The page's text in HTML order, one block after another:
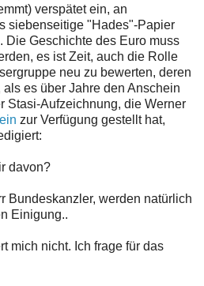
verspätet ein, an
siebenseitige "Hades"-Papier
Die Geschichte des Euro muss
es ist Zeit, auch die Rolle
neu zu bewerten, deren
es über Jahre den Anschein
Stasi-Aufzeichnung, die Werner
zur Verfügung gestellt hat,
davon?
Bundeskanzler, werden natürlich
Einigung..
mich nicht. Ich frage für das